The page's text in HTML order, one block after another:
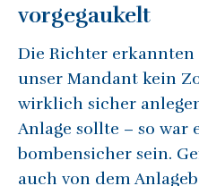
vorgegaukelt
Die Richter erkannten
unser Mandant kein
wirklich sicher
Anlage sollte – so war
bombensicher sein.
auch von dem